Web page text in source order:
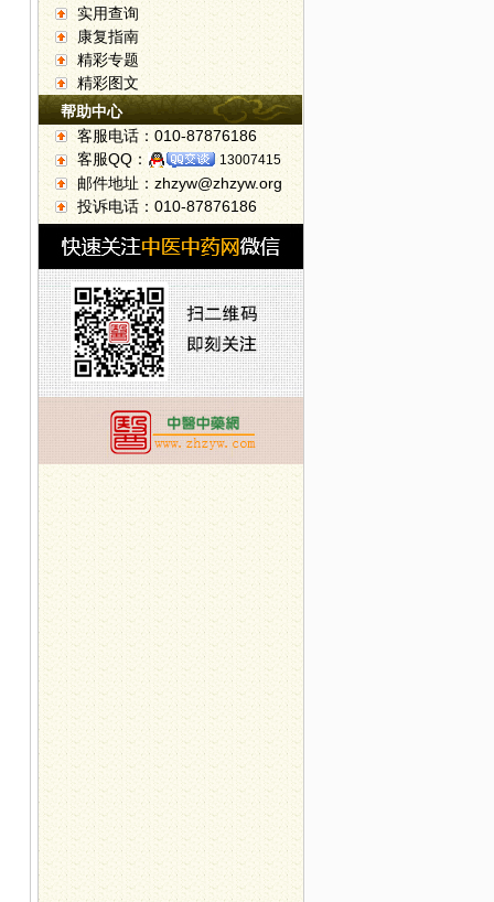
实用查询
康复指南
精彩专题
精彩图文
帮助中心
客服电话：010-87876186
客服QQ：
13007415
邮件地址：zhzyw@zhzyw.org
投诉电话：010-87876186